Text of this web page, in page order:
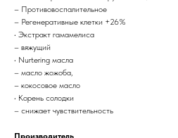
– Противовоспалительное
– Регенеративные клетки +26%
• Экстракт гамамелиса
– вяжущий
• Nurtering масла
– масло жожоба,
– кокосовое масло
• Корень солодки
– снижает чувствительность